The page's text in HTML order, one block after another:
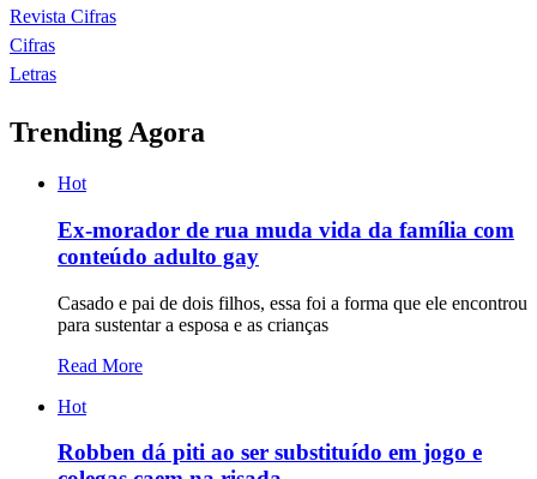
Revista Cifras
Cifras
Letras
Trending Agora
Hot
Ex-morador de rua muda vida da família com
conteúdo adulto gay
Casado e pai de dois filhos, essa foi a forma que ele encontrou
para sustentar a esposa e as crianças
Read More
Hot
Robben dá piti ao ser substituído em jogo e